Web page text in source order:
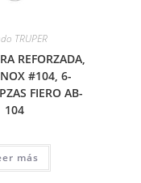
TRUPER
REFORZADA,
#104, 6-
FIERO AB-
104
más